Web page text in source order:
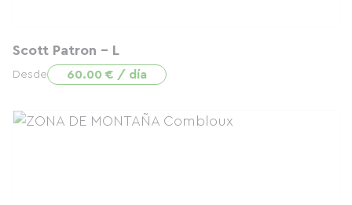
Scott Patron - L
Desde 60.00 € / día